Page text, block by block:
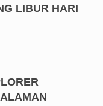
LIBUR HARI